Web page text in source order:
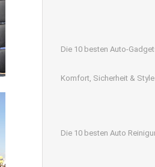
Die 10 besten Auto-
Komfort, Sicherheit & Style
Die 10 besten Auto